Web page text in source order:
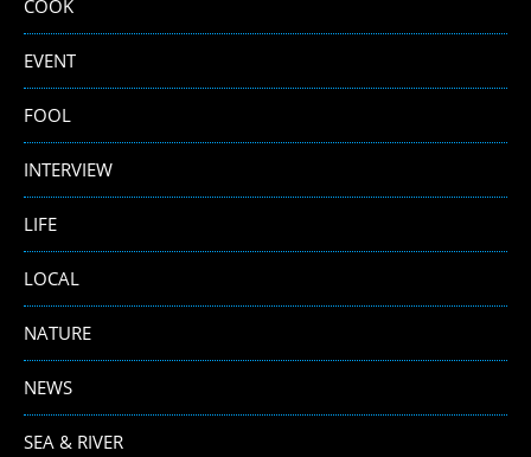
COOK
EVENT
FOOL
INTERVIEW
LIFE
LOCAL
NATURE
NEWS
SEA & RIVER